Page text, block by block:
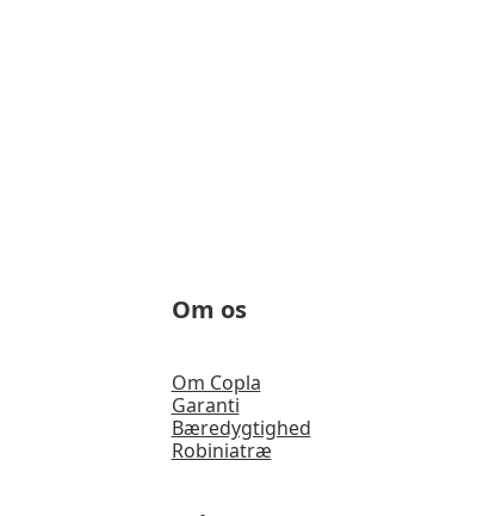
Om os
Om Copla
Garanti
Bæredygtighed
Robiniatræ